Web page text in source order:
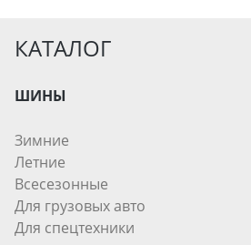
КАТАЛОГ
ШИНЫ
Зимние
Летние
Всесезонные
Для грузовых авто
Для спецтехники